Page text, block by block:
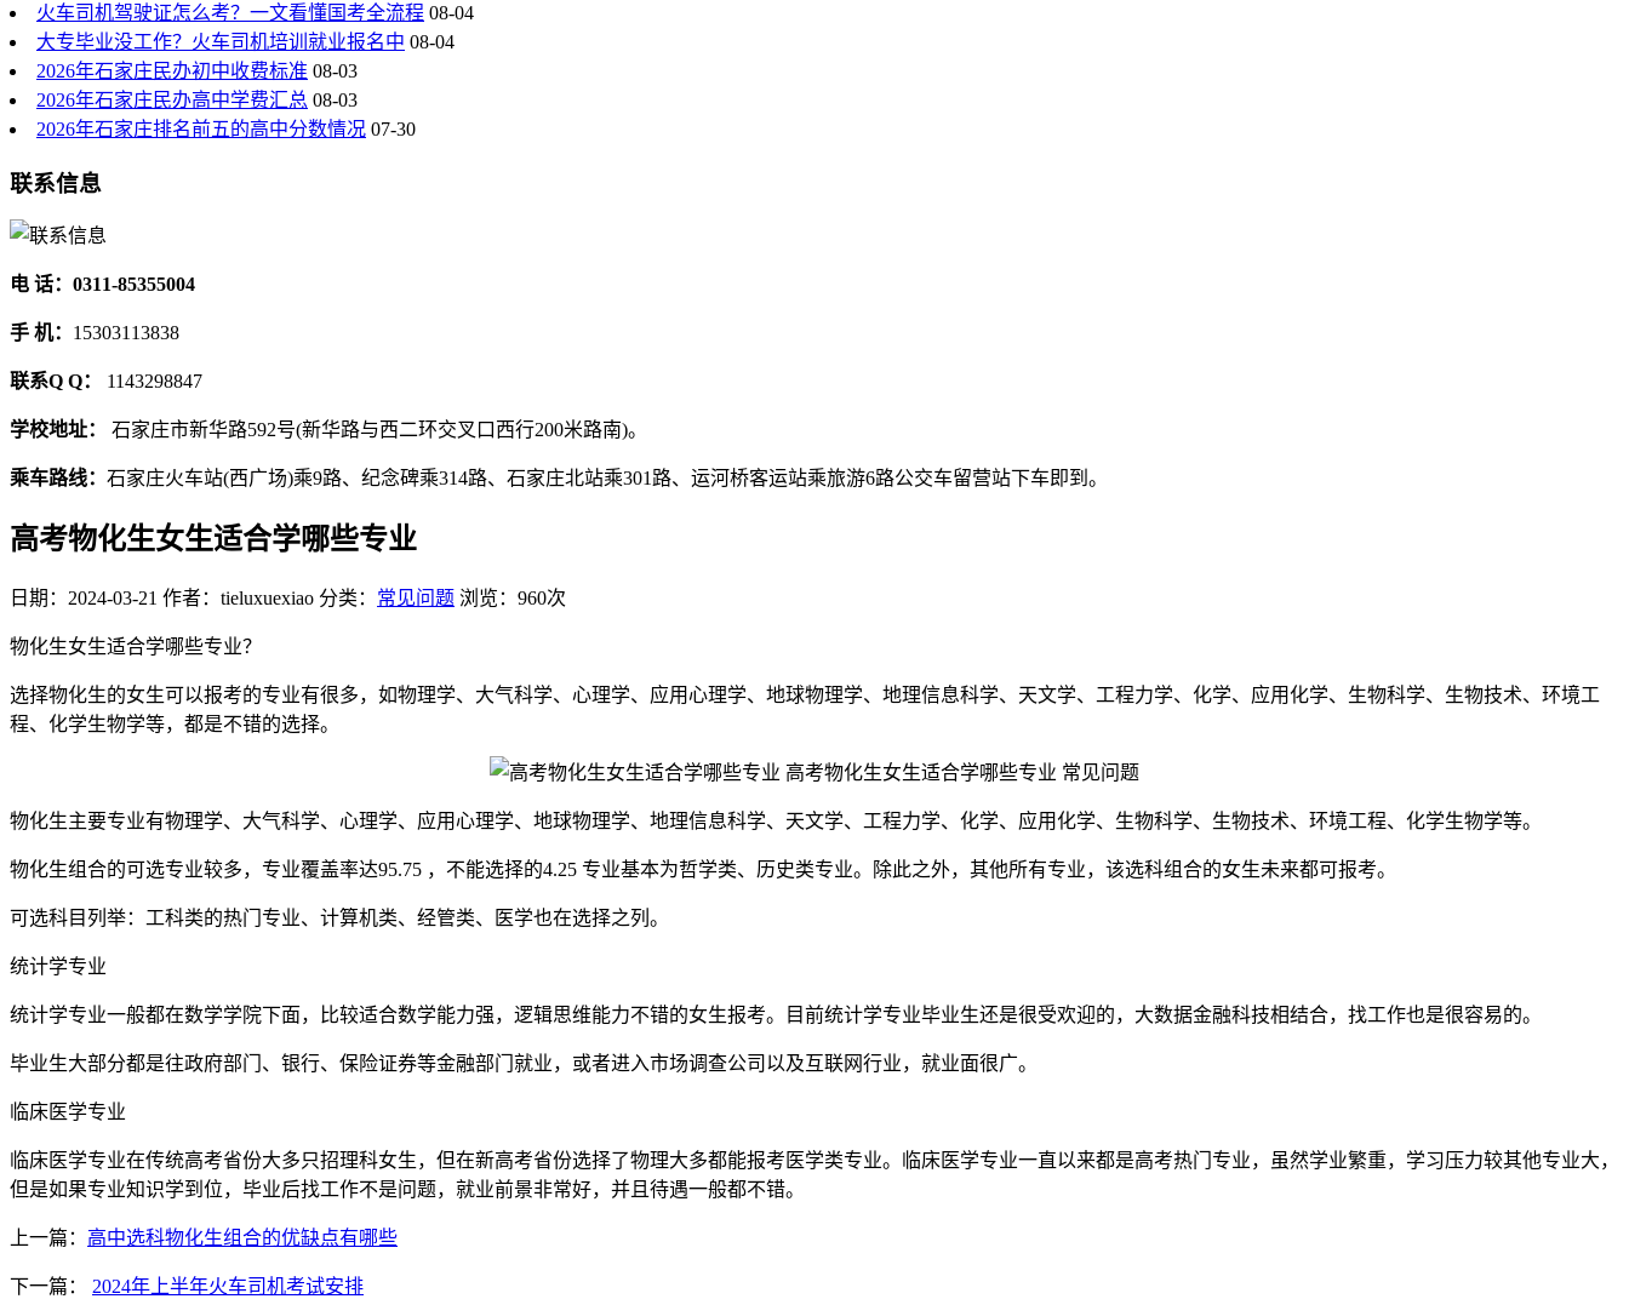
火车司机驾驶证怎么考？一文看懂国考全流程 08-04
大专毕业没工作？火车司机培训就业报名中 08-04
2026年石家庄民办初中收费标准 08-03
2026年石家庄民办高中学费汇总 08-03
2026年石家庄排名前五的高中分数情况 07-30
联系信息
电 话：0311-85355004
手 机： 15303113838
联系Q Q： 1143298847
学校地址： 石家庄市新华路592号(新华路与西二环交叉口西行200米路南)。
乘车路线： 石家庄火车站(西广场)乘9路、纪念碑乘314路、石家庄北站乘301路、运河桥客运站乘旅游6路公交车留营站下车即到。
高考物化生女生适合学哪些专业
日期：2024-03-21 作者：tieluxuexiao 分类： 常见问题 浏览：960次
物化生女生适合学哪些专业？
选择物化生的女生可以报考的专业有很多，如物理学、大气科学、心理学、应用心理学、地球物理学、地理信息科学、天文学、工程力学、化学、应用化学、生物科学、生物技术、环境工
程、化学生物学等，都是不错的选择。
物化生主要专业有物理学、大气科学、心理学、应用心理学、地球物理学、地理信息科学、天文学、工程力学、化学、应用化学、生物科学、生物技术、环境工程、化学生物学等。
物化生组合的可选专业较多，专业覆盖率达95.75 ，不能选择的4.25 专业基本为哲学类、历史类专业。除此之外，其他所有专业，该选科组合的女生未来都可报考。
可选科目列举：工科类的热门专业、计算机类、经管类、医学也在选择之列。
统计学专业
统计学专业一般都在数学学院下面，比较适合数学能力强，逻辑思维能力不错的女生报考。目前统计学专业毕业生还是很受欢迎的，大数据金融科技相结合，找工作也是很容易的。
毕业生大部分都是往政府部门、银行、保险证券等金融部门就业，或者进入市场调查公司以及互联网行业，就业面很广。
临床医学专业
临床医学专业在传统高考省份大多只招理科女生，但在新高考省份选择了物理大多都能报考医学类专业。临床医学专业一直以来都是高考热门专业，虽然学业繁重，学习压力较其他专业大，
但是如果专业知识学到位，毕业后找工作不是问题，就业前景非常好，并且待遇一般都不错。
上一篇： 高中选科物化生组合的优缺点有哪些
下一篇： 2024年上半年火车司机考试安排